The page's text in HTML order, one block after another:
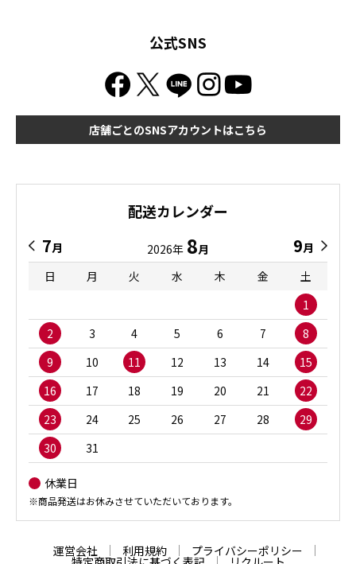
公式SNS
店舗ごとのSNSアカウントはこちら
配送カレンダー
7月 2026年 8月 9月
日
月 火 水 木 金
土
1
2
3 4 5 6 7
8
9
10 11 12 13 14
15
16
17 18 19 20 21
22
23
24 25 26 27 28
29
30
31
休業日
※商品発送はお休みさせていただいております。
運営会社 利用規約 プライバシーポリシー